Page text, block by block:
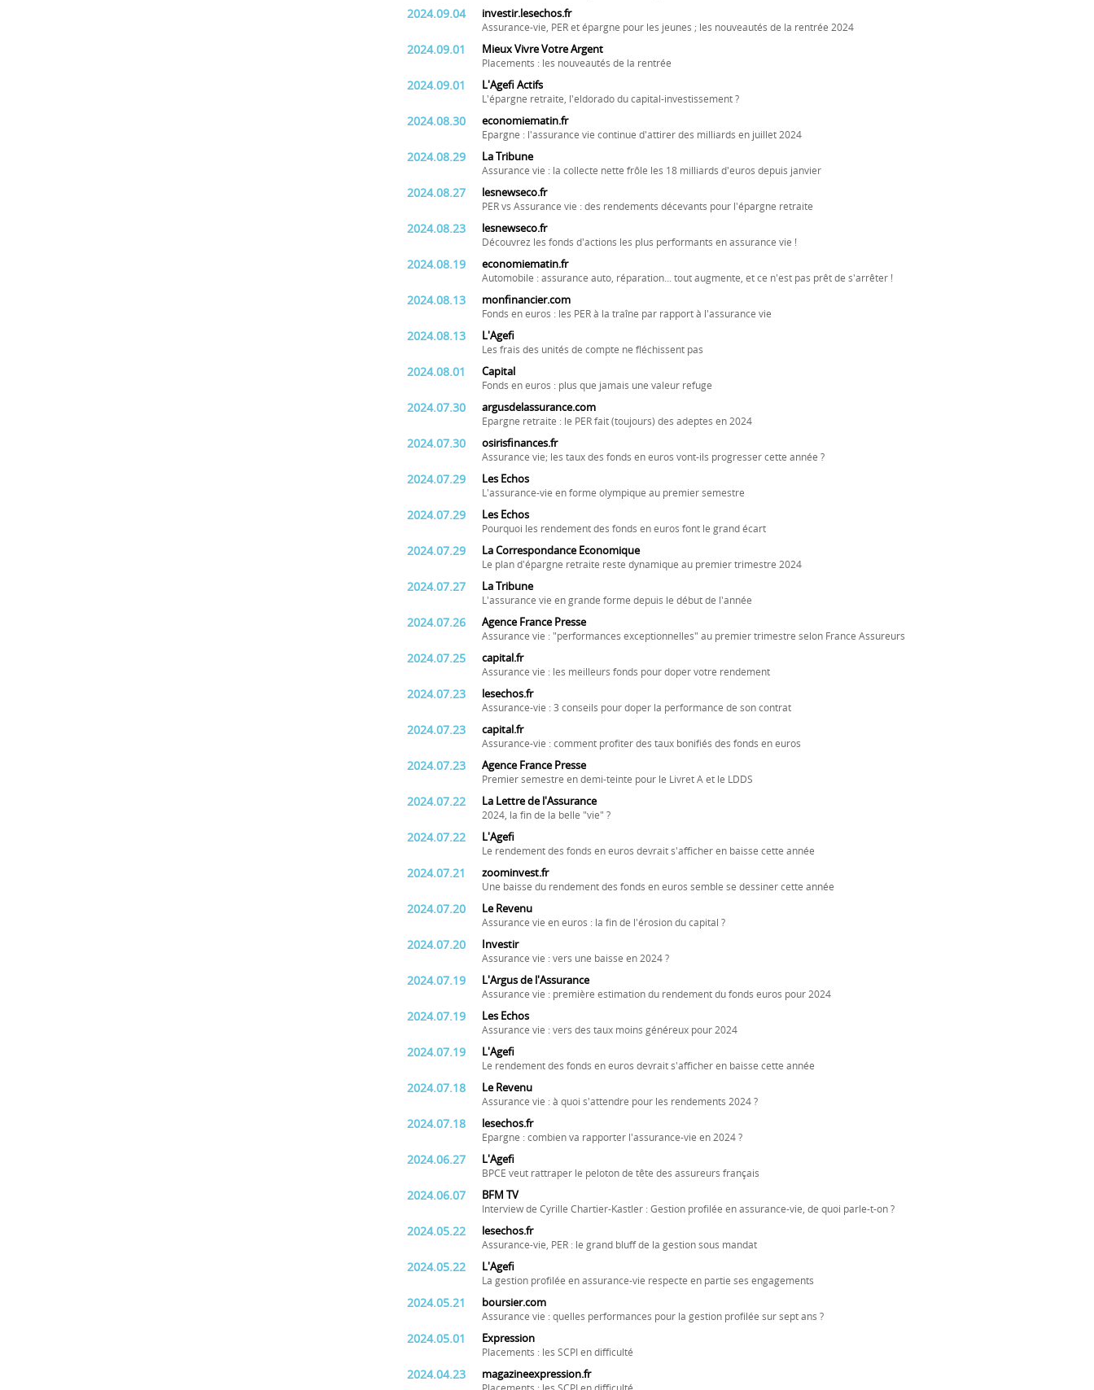
2024.09.04 investir.lesechos.fr
Assurance-vie, PER et épargne pour les jeunes ; les nouveautés de la rentrée 2024
2024.09.01 Mieux Vivre Votre Argent
Placements : les nouveautés de la rentrée
2024.09.01 L'Agefi Actifs
L'épargne retraite, l'eldorado du capital-investissement ?
2024.08.30 economiematin.fr
Epargne : l'assurance vie continue d'attirer des milliards en juillet 2024
2024.08.29 La Tribune
Assurance vie : la collecte nette frôle les 18 milliards d'euros depuis janvier
2024.08.27 lesnewseco.fr
PER vs Assurance vie : des rendements décevants pour l'épargne retraite
2024.08.23 lesnewseco.fr
Découvrez les fonds d'actions les plus performants en assurance vie !
2024.08.19 economiematin.fr
Automobile : assurance auto, réparation... tout augmente, et ce n'est pas prêt de s'arrêter !
2024.08.13 monfinancier.com
Fonds en euros : les PER à la traîne par rapport à l'assurance vie
2024.08.13 L'Agefi
Les frais des unités de compte ne fléchissent pas
2024.08.01 Capital
Fonds en euros : plus que jamais une valeur refuge
2024.07.30 argusdelassurance.com
Epargne retraite : le PER fait (toujours) des adeptes en 2024
2024.07.30 osirisfinances.fr
Assurance vie; les taux des fonds en euros vont-ils progresser cette année ?
2024.07.29 Les Echos
L'assurance-vie en forme olympique au premier semestre
2024.07.29 Les Echos
Pourquoi les rendement des fonds en euros font le grand écart
2024.07.29 La Correspondance Economique
Le plan d'épargne retraite reste dynamique au premier trimestre 2024
2024.07.27 La Tribune
L'assurance vie en grande forme depuis le début de l'année
2024.07.26 Agence France Presse
Assurance vie : "performances exceptionnelles" au premier trimestre selon France Assureurs
2024.07.25 capital.fr
Assurance vie : les meilleurs fonds pour doper votre rendement
2024.07.23 lesechos.fr
Assurance-vie : 3 conseils pour doper la performance de son contrat
2024.07.23 capital.fr
Assurance-vie : comment profiter des taux bonifiés des fonds en euros
2024.07.23 Agence France Presse
Premier semestre en demi-teinte pour le Livret A et le LDDS
2024.07.22 La Lettre de l'Assurance
2024, la fin de la belle "vie" ?
2024.07.22 L'Agefi
Le rendement des fonds en euros devrait s'afficher en baisse cette année
2024.07.21 zoominvest.fr
Une baisse du rendement des fonds en euros semble se dessiner cette année
2024.07.20 Le Revenu
Assurance vie en euros : la fin de l'érosion du capital ?
2024.07.20 Investir
Assurance vie : vers une baisse en 2024 ?
2024.07.19 L'Argus de l'Assurance
Assurance vie : première estimation du rendement du fonds euros pour 2024
2024.07.19 Les Echos
Assurance vie : vers des taux moins généreux pour 2024
2024.07.19 L'Agefi
Le rendement des fonds en euros devrait s'afficher en baisse cette année
2024.07.18 Le Revenu
Assurance vie : à quoi s'attendre pour les rendements 2024 ?
2024.07.18 lesechos.fr
Epargne : combien va rapporter l'assurance-vie en 2024 ?
2024.06.27 L'Agefi
BPCE veut rattraper le peloton de tête des assureurs français
2024.06.07 BFM TV
Interview de Cyrille Chartier-Kastler : Gestion profilée en assurance-vie, de quoi parle-t-on ?
2024.05.22 lesechos.fr
Assurance-vie, PER : le grand bluff de la gestion sous mandat
2024.05.22 L'Agefi
La gestion profilée en assurance-vie respecte en partie ses engagements
2024.05.21 boursier.com
Assurance vie : quelles performances pour la gestion profilée sur sept ans ?
2024.05.01 Expression
Placements : les SCPI en difficulté
2024.04.23 magazineexpression.fr